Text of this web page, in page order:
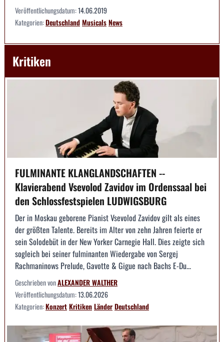
Veröffentlichungsdatum:14.06.2019
Kategorien:DeutschlandMusicalsNews
Kritiken
FULMINANTE KLANGLANDSCHAFTEN --
Klavierabend Vsevolod Zavidov im Ordenssaal bei
den Schlossfestspielen LUDWIGSBURG
Der in Moskau geborene Pianist Vsevolod Zavidov gilt als eines
der größten Talente. Bereits im Alter von zehn Jahren feierte er
sein Solodebüt in der New Yorker Carnegie Hall. Dies zeigte sich
sogleich bei seiner fulminanten Wiedergabe von Sergej
Rachmaninows Prelude, Gavotte & Gigue nach Bachs E-Du...
Geschrieben vonALEXANDER WALTHER
Veröffentlichungsdatum:13.06.2026
Kategorien:KonzertKritikenLänderDeutschland